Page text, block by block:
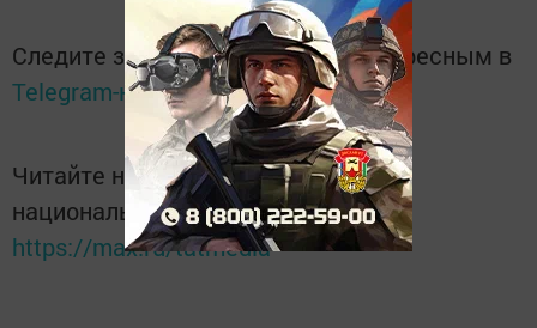
Следите за самым важным и интересным в
Telegram-каналеТатмедиа
Читайте новости Татарстана в
национальном мессенджере MАХ:
https://max.ru/tatmedia